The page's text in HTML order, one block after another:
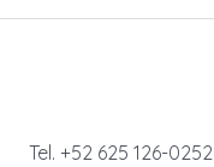
Tel. +52 625 126-0252